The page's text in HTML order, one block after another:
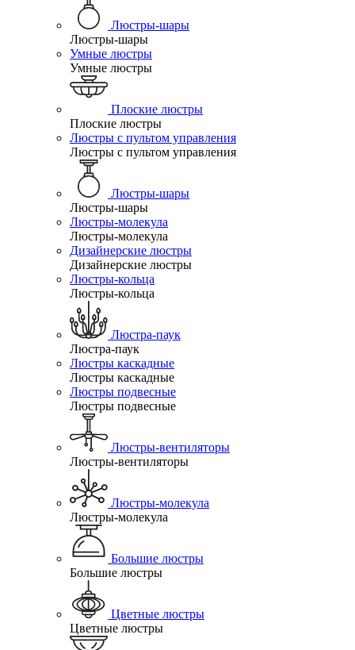
Люстры-шары
Люстры-шары
Умные люстры
Умные люстры
Плоские люстры
Плоские люстры
Люстры с пультом управления
Люстры с пультом управления
Люстры-шары
Люстры-шары
Люстры-молекула
Люстры-молекула
Дизайнерские люстры
Дизайнерские люстры
Люстры-кольца
Люстры-кольца
Люстра-паук
Люстра-паук
Люстры каскадные
Люстры каскадные
Люстры подвесные
Люстры подвесные
Люстры-вентиляторы
Люстры-вентиляторы
Люстры-молекула
Люстры-молекула
Большие люстры
Большие люстры
Цветные люстры
Цветные люстры